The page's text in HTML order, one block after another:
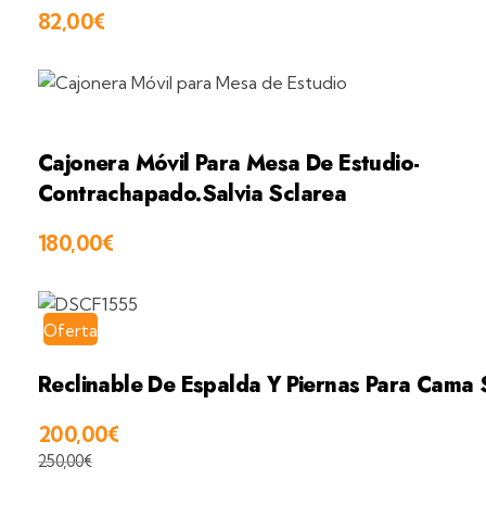
82,00€
Cajonera Móvil Para Mesa De Estudio-
Contrachapado.Salvia Sclarea
180,00€
Oferta
Reclinable De Espalda Y Piernas Para Cama
200,00€
250,00€